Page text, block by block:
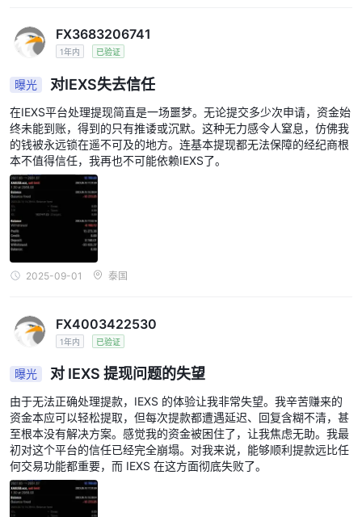
FX3683206741
1年内 已验证
曝光 对IEXS失去信任
在IEXS平台处理提现简直是一场噩梦。无论提交多少次申请，资金始
终未能到账，得到的只有推诿或沉默。这种无力感令人窒息，仿佛我
的钱被永远锁在遥不可及的地方。连基本提现都无法保障的经纪商根
本不值得信任，我再也不可能依赖IEXS了。
2025-09-01 泰国
FX4003422530
1年内 已验证
曝光 对 IEXS 提现问题的失望
由于无法正确处理提款，IEXS 的体验让我非常失望。我辛苦赚来的
资金本应可以轻松提取，但每次提款都遭遇延迟、回复含糊不清，甚
至根本没有解决方案。感觉我的资金被困住了，让我焦虑无助。我最
初对这个平台的信任已经完全崩塌。对我来说，能够顺利提款远比任
何交易功能都重要，而 IEXS 在这方面彻底失败了。